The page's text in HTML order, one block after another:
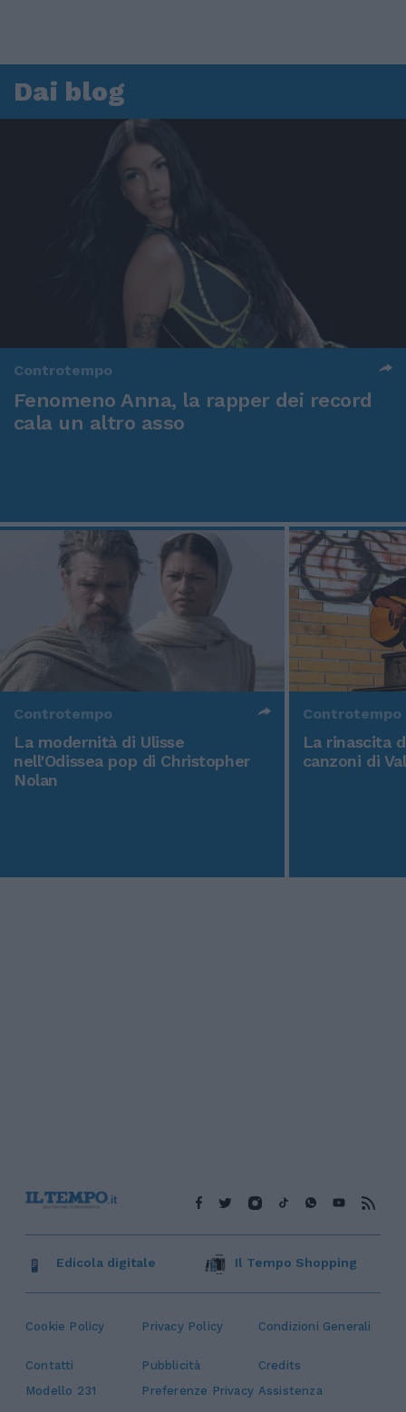
Dai blog
Controtempo
Fenomeno Anna, la rapper dei record
cala un altro asso
Controtempo
La modernità di Ulisse
nell'Odissea pop di Christopher
Nolan
Controtempo
La rinascita
canzoni di
Cookie Policy Privacy Policy Condizioni Generali
Contatti Pubblicità
Credits
Modello 231
Preferenze Privacy Assistenza
Edicola digitale Il Tempo Shopping